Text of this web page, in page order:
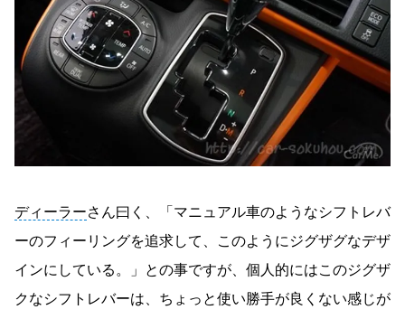
ディーラーさん曰く、「マニュアル車のようなシフトレバ
ーのフィーリングを追求して、このようにジグザグなデザ
インにしている。」との事ですが、個人的にはこのジグザ
クなシフトレバーは、ちょっと使い勝手が良くない感じが